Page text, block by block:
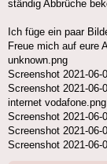
ständig Abbrüche
Ich füge ein paar
Freue mich auf eure
unknown.png
Screenshot 2021-06-
Screenshot 2021-06-
internet vodafone.png
Screenshot 2021-06-
Screenshot 2021-06-
Screenshot 2021-06-